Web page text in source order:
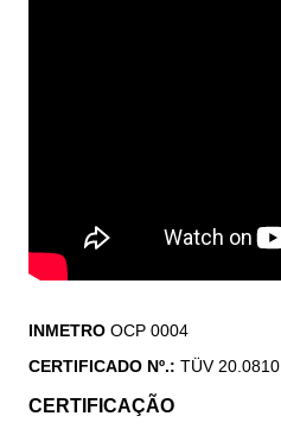
INMETRO OCP 0004
CERTIFICADO Nº.: TÜV 20.0810
CERTIFICAÇÃO